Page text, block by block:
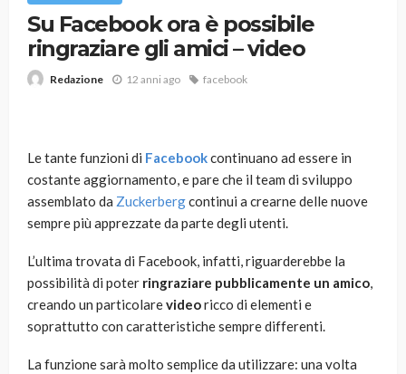
Su Facebook ora è possibile
ringraziare gli amici – video
Redazione 12 anni ago facebook
Le tante funzioni di Facebookcontinuano ad essere in
costante aggiornamento, e pare che il team di sviluppo
assemblato da Zuckerbergcontinui a crearne delle nuove
sempre più apprezzate da parte degli utenti.
L’ultima trovata di Facebook, infatti, riguarderebbe la
possibilità di poter ringraziare pubblicamente un amico,
creando un particolarevideoricco di elementi e
soprattutto con caratteristiche sempre differenti.
La funzione sarà molto semplice da utilizzare: una volta